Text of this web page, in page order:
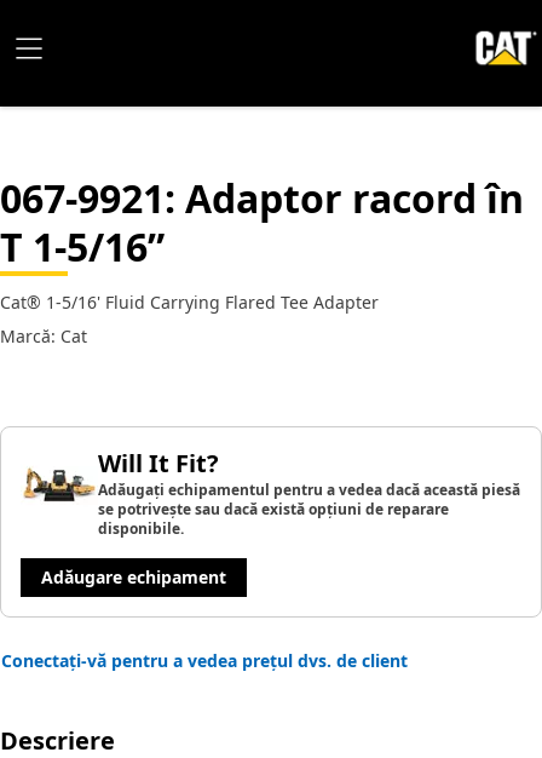
067-9921: Adaptor racord în
T 1-5/16”
Cat® 1-5/16' Fluid Carrying Flared Tee Adapter
Marcă: Cat
Will It Fit?
Adăugați echipamentul pentru a vedea dacă această piesă
se potrivește sau dacă există opțiuni de reparare
disponibile.
Adăugare echipament
Conectați-vă pentru a vedea prețul dvs. de client
Descriere